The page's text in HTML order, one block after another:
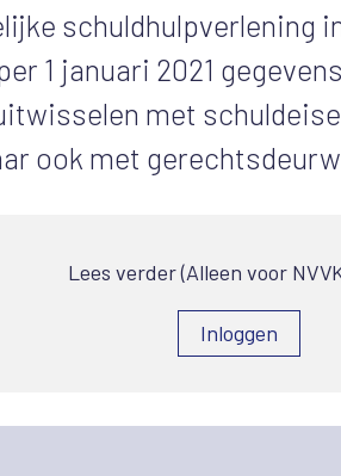
schuldhulpverlening
1 januari 2021
met
ook met
Lees verder (Alleen voor
Inloggen